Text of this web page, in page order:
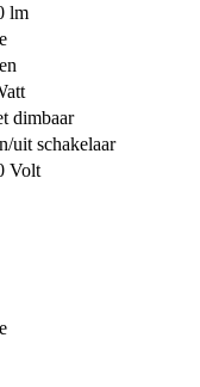
lm
dimbaar
uit schakelaar
Volt